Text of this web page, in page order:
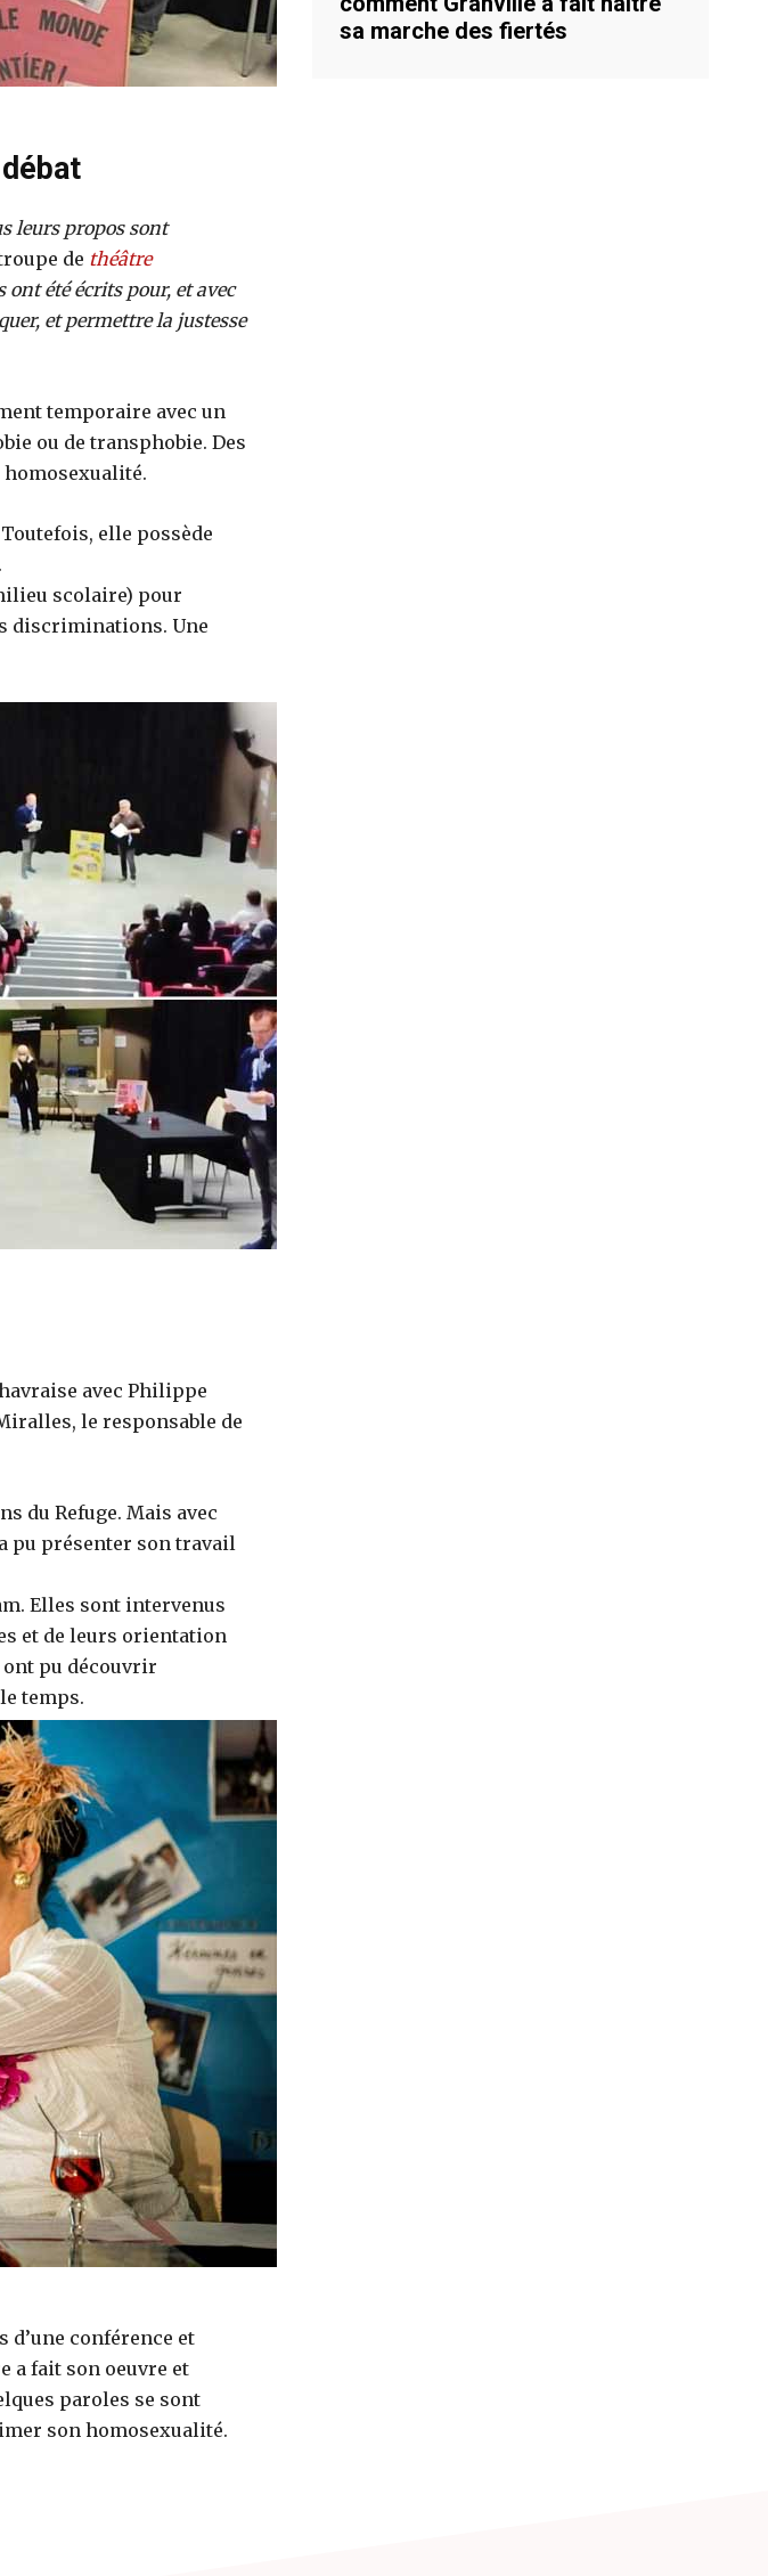
leurs propos sont
de théâtre
ont été écrits pour, et avec
et permettre la justesse
temporaire avec un
ou de transphobie. Des
homosexualité.
elle possède
scolaire) pour
discriminations. Une
avec Philippe
le responsable de
du Refuge. Mais avec
pu présenter son travail
Elles sont intervenus
et de leurs orientation
ont pu découvrir
temps.
conférence et
a fait son oeuvre et
paroles se sont
son homosexualité.
sa marche des fiertés